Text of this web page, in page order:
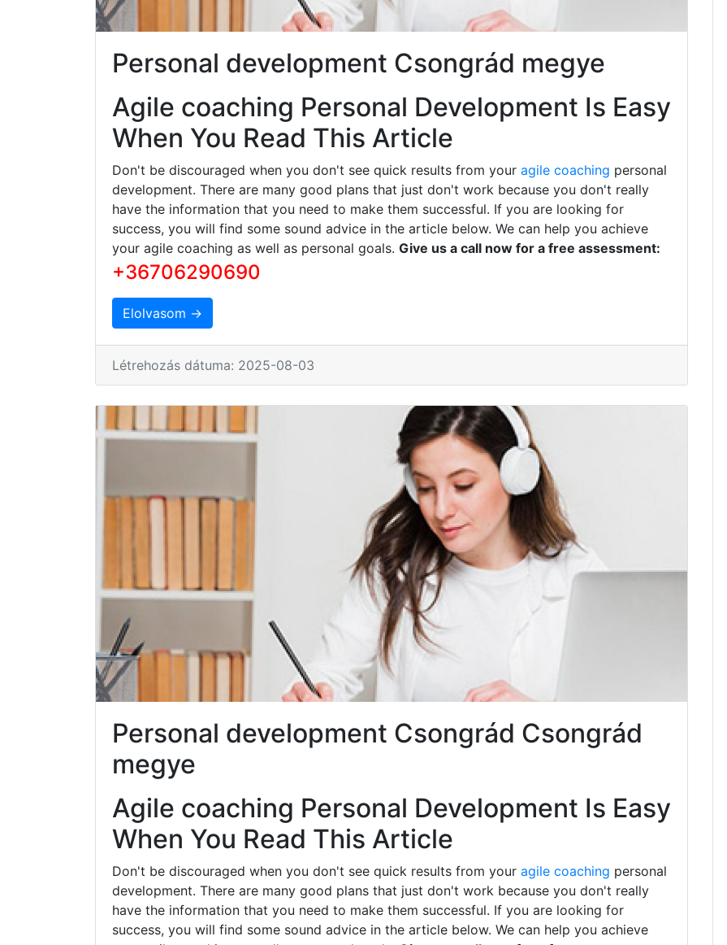
Personal development Csongrád megye
Agile coaching Personal Development Is Easy
When You Read This Article
Don't be discouraged when you don't see quick results from your agile coaching personal
development. There are many good plans that just don't work because you don't really
have the information that you need to make them successful. If you are looking for
success, you will find some sound advice in the article below. We can help you achieve
your agile coaching as well as personal goals. Give us a call now for a free assessment:
+36706290690
Elolvasom →
Létrehozás dátuma: 2025-08-03
Personal development Csongrád Csongrád
megye
Agile coaching Personal Development Is Easy
When You Read This Article
Don't be discouraged when you don't see quick results from your agile coaching personal
development. There are many good plans that just don't work because you don't really
have the information that you need to make them successful. If you are looking for
success, you will find some sound advice in the article below. We can help you achieve